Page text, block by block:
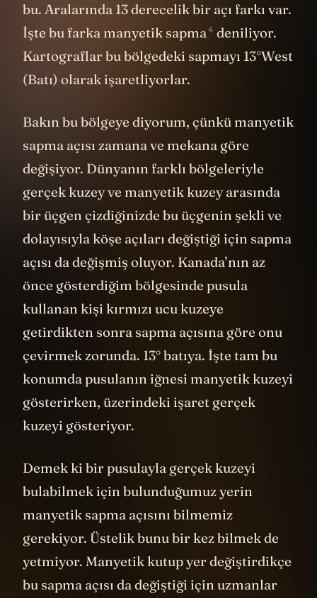
bu. Aralarında 13 derecelik bir açı farkı var.
İşte bu farka manyetik sapma4 deniliyor.
Kartograflar bu bölgedeki sapmayı 13°West
(Batı) olarak işaretliyorlar.
Bakın bu bölgeye diyorum, çünkü manyetik
sapma açısı zamana ve mekana göre
değişiyor. Dünyanın farklı bölgeleriyle
gerçek kuzey ve manyetik kuzey arasında
bir üçgen çizdiğinizde bu üçgenin şekli ve
dolayısıyla köşe açıları değiştiği için sapma
açısı da değişmiş oluyor. Kanada’nın az
önce gösterdiğim bölgesinde pusula
kullanan kişi kırmızı ucu kuzeye
getirdikten sonra sapma açısına göre onu
çevirmek zorunda. 13° batıya. İşte tam bu
konumda pusulanın iğnesi manyetik kuzeyi
gösterirken, üzerindeki işaret gerçek
kuzeyi gösteriyor.
Demek ki bir pusulayla gerçek kuzeyi
bulabilmek için bulunduğumuz yerin
manyetik sapma açısını bilmemiz
gerekiyor. Üstelik bunu bir kez bilmek de
yetmiyor. Manyetik kutup yer değiştirdikçe
bu sapma açısı da değiştiği için uzmanlar